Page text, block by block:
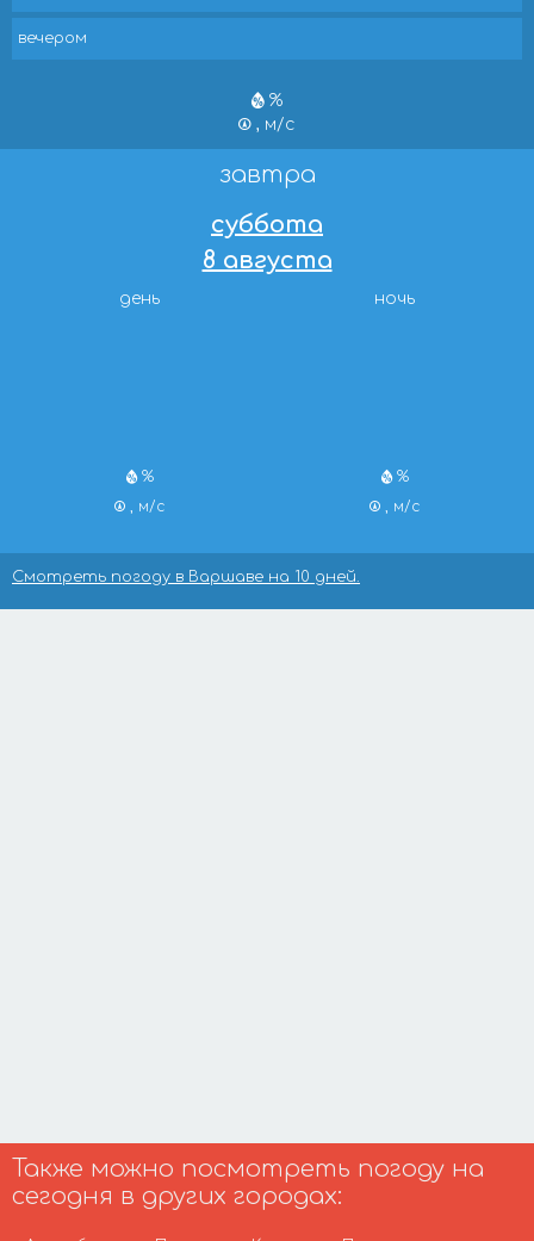
вечером
%
, м/с
завтра
суббота
8 августа
день
%
, м/с
ночь
%
, м/с
Смотреть погоду в Варшаве на 10 дней.
Также можно посмотреть погоду на
сегодня в других городах: